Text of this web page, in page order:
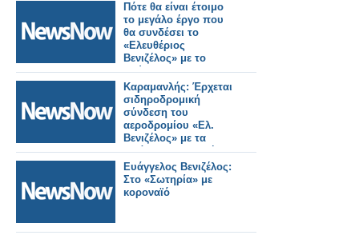
Πότε θα είναι έτοιμο
το μεγάλο έργο που
θα συνδέσει το
«Ελευθέριος
Βενιζέλος» με το
Λαύριο και τη
Ραφήνα;
Καραμανλής: Έρχεται
σιδηροδρομική
σύνδεση του
αεροδρομίου «Ελ.
Βενιζέλος» με τα
λιμάνια της Αττικής
Ευάγγελος Βενιζέλος:
Στο «Σωτηρία» με
κοροναϊό